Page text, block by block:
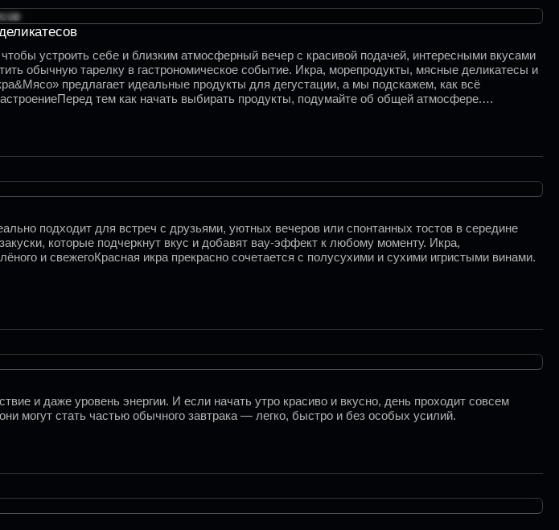
устроить себе и близким атмосферный вечер с красивой подачей, интересными вкусами
обычную тарелку в гастрономическое событие. Икра, морепродукты, мясные деликатесы и
предлагает идеальные продукты для дегустации, а мы подскажем, как всё
тем как начать выбирать продукты, подумайте об общей атмосфере.
подходит для встреч с друзьями, уютных вечеров или спонтанных тостов в середине
которые подчеркнут вкус и добавят вау-эффект к любому моменту. Икра,
и свежегоКрасная икра прекрасно сочетается с полусухими и сухими игристыми винами.
и даже уровень энергии. И если начать утро красиво и вкусно, день проходит совсем
могут стать частью обычного завтрака — легко, быстро и без особых усилий.